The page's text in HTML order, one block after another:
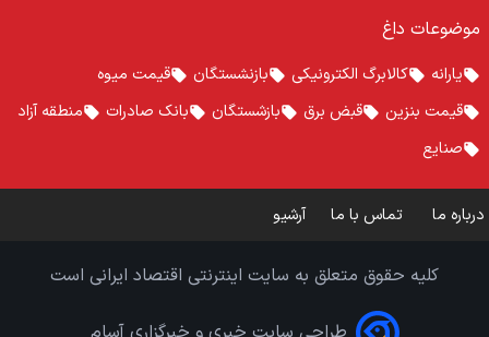
موضوعات داغ
یارانه کالابرگ الکترونیکی بازنشستگان
قیمت میوه
قیمت بنزین
قبض برق بازشستگان بانک صادرات
منطقه آزاد
صنایع
درباره ما تماس با ما آرشیو
کلیه حقوق متعلق به سایت اینترنتی اقتصاد ایرانی است